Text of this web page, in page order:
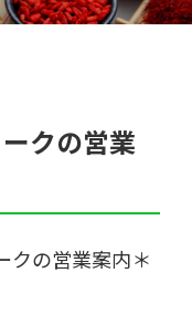
クの営業
クの営業案内＊